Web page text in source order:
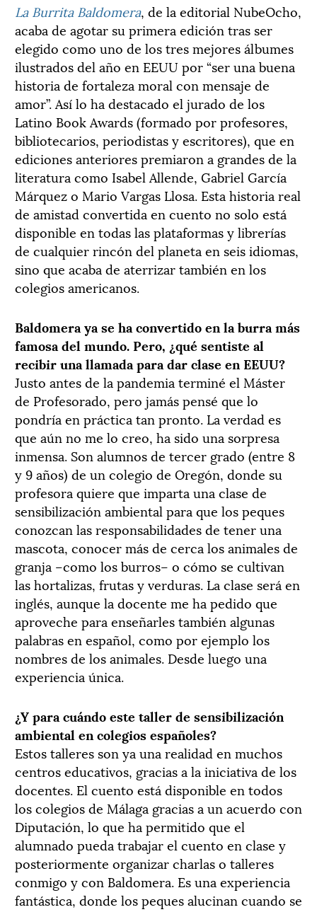
La Burrita Baldomera, de la editorial NubeOcho,
acaba de agotar su primera edición tras ser
elegido como uno de los tres mejores álbumes
ilustrados del año en EEUU por “ser una buena
historia de fortaleza moral con mensaje de
amor”. Así lo ha destacado el jurado de los
Latino Book Awards (formado por profesores,
bibliotecarios, periodistas y escritores), que en
ediciones anteriores premiaron a grandes de la
literatura como Isabel Allende, Gabriel García
Márquez o Mario Vargas Llosa. Esta historia real
de amistad convertida en cuento no solo está
disponible en todas las plataformas y librerías
de cualquier rincón del planeta en seis idiomas,
sino que acaba de aterrizar también en los
colegios americanos.
Baldomera ya se ha convertido en la burra más
famosa del mundo. Pero, ¿qué sentiste al
recibir una llamada para dar clase en EEUU?
Justo antes de la pandemia terminé el Máster
de Profesorado, pero jamás pensé que lo
pondría en práctica tan pronto. La verdad es
que aún no me lo creo, ha sido una sorpresa
inmensa. Son alumnos de tercer grado (entre 8
y 9 años) de un colegio de Oregón, donde su
profesora quiere que imparta una clase de
sensibilización ambiental para que los peques
conozcan las responsabilidades de tener una
mascota, conocer más de cerca los animales de
granja –como los burros– o cómo se cultivan
las hortalizas, frutas y verduras. La clase será en
inglés, aunque la docente me ha pedido que
aproveche para enseñarles también algunas
palabras en español, como por ejemplo los
nombres de los animales. Desde luego una
experiencia única.
¿Y para cuándo este taller de sensibilización
ambiental en colegios españoles?
Estos talleres son ya una realidad en muchos
centros educativos, gracias a la iniciativa de los
docentes. El cuento está disponible en todos
los colegios de Málaga gracias a un acuerdo con
Diputación, lo que ha permitido que el
alumnado pueda trabajar el cuento en clase y
posteriormente organizar charlas o talleres
conmigo y con Baldomera. Es una experiencia
fantástica, donde los peques alucinan cuando se